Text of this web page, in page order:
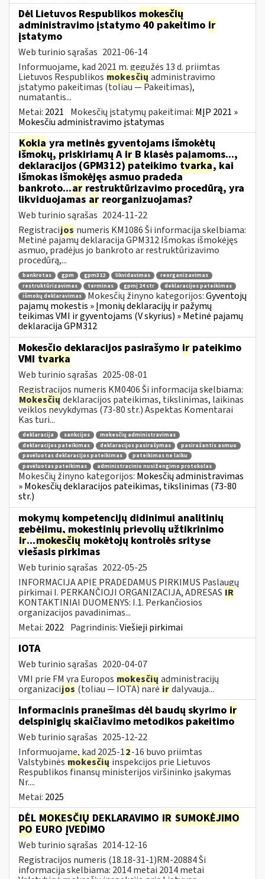
Dėl Lietuvos Respublikos mokesčių
administravimo įstatymo 40 pakeitimo ir
įstatymo
Web turinio sąrašas 2021-06-14
Informuojame, kad 2021 m. gegužės 13 d. priimtas
Lietuvos Respublikos mokesčių administravimo
įstatymo pakeitimas (toliau — Pakeitimas),
numatantis...
Metai: 2021 Mokesčių įstatymų pakeitimai: MĮP 2021 »
Mokesčiu administravimo įstatymas
Kokia yra metinės gyventojams išmokėtų
išmokų, priskiriamų A ir B klasės pajamoms...,
deklaracijos (GPM312) pateikimo tvarka, kai
išmokas išmokėjęs asmuo pradeda
bankroto...ar restruktūrizavimo procedūrą, yra
likviduojamas ar reorganizuojamas?
Web turinio sąrašas 2024-11-22
Registracijos numeris KM1086 Ši informacija skelbiama:
Metinė pajamų deklaracija GPM312 Išmokas išmokėjęs
asmuo, pradėjus jo bankroto ar restruktūrizavimo
procedūrą,...
bankrotas gpm gpm312 likvidavimas
reorganizavimas
restruktūrizavimas
terminas gpmį 24 str
deklaracijos pateikimas
išmokų deklaravimas
Mokesčių žinyno kategorijos:Gyventojų
pajamų mokestis » Įmonių deklaracijų ir pažymų
teikimas VMI ir gyventojams (V skyrius) » Metinė pajamų
deklaracija GPM312
Mokesčio deklaracijos pasirašymo ir pateikimo
VMI tvarka
Web turinio sąrašas 2025-08-01
Registracijos numeris KM0406 Ši informacija skelbiama:
Mokesčių deklaracijos pateikimas, tikslinimas, laikinas
veiklos nevykdymas (73-80 str.) Aspektas Komentarai
Kas turi...
deklaracija sankcijos
mokesčių administravimas
deklaracijos pateikimas
deklaracijos pasirašymas
pasirašantis asmuo
pavėluotas deklaracijos pateikimas
pateikimas ne laiku
pavėluotas pateikimas
administracinio nusižengimo protokolas
Mokesčių žinyno kategorijos: Mokesčių administravimas
» Mokesčių deklaracijos pateikimas, tikslinimas (73-80
str.)
mokymų kompetencijų didinimui analitinių
gebėjimų, mokestinių prievolių užtikrinimo
ir...mokesčių mokėtojų kontrolės srityse
viešasis pirkimas
Web turinio sąrašas 2022-05-25
INFORMACIJA APIE PRADEDAMUS PIRKIMUS Paslaugų
pirkimai I. PERKANČIOJI ORGANIZACIJA, ADRESAS IR
KONTAKTINIAI DUOMENYS: I.1. Perkančiosios
organizacijos pavadinimas...
Metai: 2022 Pagrindinis:Viešieji pirkimai
IOTA
Web turinio sąrašas 2020-04-07
VMI prie FM yra Europos mokesčių administracijų
organizacijos (toliau — IOTA) narė irdalyvauja...
Informacinis pranešimas dėl baudų skyrimo ir
delspinigių skaičiavimo metodikos pakeitimo
Web turinio sąrašas 2025-12-22
Informuojame, kad 2025-12-16 buvo priimtas
Valstybinės mokesčių inspekcijos prie Lietuvos
Respublikos finansų ministerijos viršininko įsakymas
Nr....
Metai: 2025
DĖL MOKESČIŲ DEKLARAVIMO IR SUMOKĖJIMO
PO EURO ĮVEDIMO
Web turinio sąrašas 2014-12-16
Registracijos numeris (18.18-31-1)RM-20884 Ši
informacija skelbiama: 2014 metai 2014 metai